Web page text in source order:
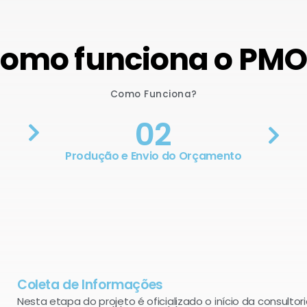
funciona o
Como Funciona?
02
Produção e Envio do Orçamento
Coleta de Informações
Nesta etapa do projeto é oficializado o início da